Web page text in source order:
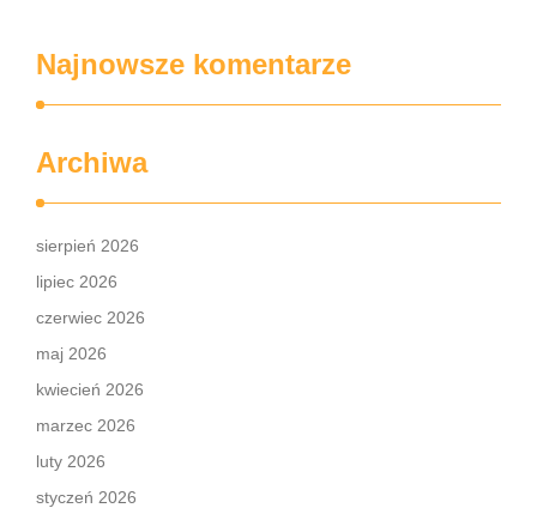
Najnowsze komentarze
Archiwa
sierpień 2026
lipiec 2026
czerwiec 2026
maj 2026
kwiecień 2026
marzec 2026
luty 2026
styczeń 2026